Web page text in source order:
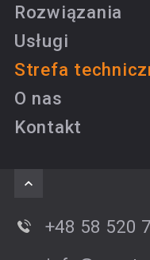
Rozwiązania
Usługi
Strefa
O nas
Kontakt
+48 58 520